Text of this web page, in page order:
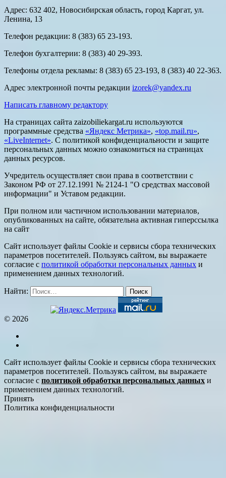
Адрес: 632 402, Новосибирская область, город Каргат, ул.
Ленина, 13
Телефон редакции: 8 (383) 65 23-193.
Телефон бухгалтерии: 8 (383) 40 29-393.
Телефоны отдела рекламы: 8 (383) 65 23-193, 8 (383) 40 22-363.
Адрес электронной почты редакции izorek@yandex.ru
Написать главному редактору
На страницах сайта zaizobiliekargat.ru используются
программные средства «Яндекс Метрика», «top.mail.ru»,
«LiveInternet». С политикой конфиденциальности и защите
персональных данных можно ознакомиться на страницах
данных ресурсов.
Учредитель осуществляет свои права в соответствии с
Законом РФ от 27.12.1991 № 2124-1 "О средствах массовой
информации" и Уставом редакции.
При полном или частичном использовании материалов,
опубликованных на сайте, обязательна активная гиперссылка
на сайт
Сайт использует файлы Cookie и сервисы сбора технических
параметров посетителей. Пользуясь сайтом, вы выражаете
согласие с политикой обработки персональных данных и
применением данных технологий.
Найти:
© 2026
Сайт использует файлы Cookie и сервисы сбора технических
параметров посетителей. Пользуясь сайтом, вы выражаете
согласие с политикой обработки персональных данных и
применением данных технологий.
Принять
Политика конфиденциальности